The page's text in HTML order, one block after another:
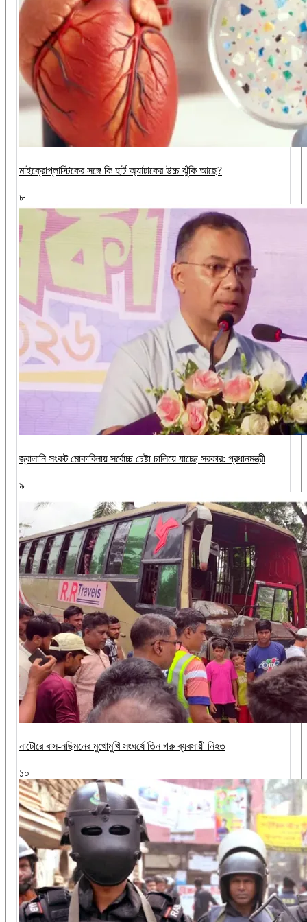
মাইক্রোপ্লাস্টিকের সঙ্গে কি হার্ট অ্যাটাকের উচ্চ ঝুঁকি আছে?
৮
জ্বালানি সংকট মোকাবিলায় সর্বোচ্চ চেষ্টা চালিয়ে যাচ্ছে সরকার: প্রধানমন্ত্রী
৯
নাটোরে বাস-নছিমনের মুখোমুখি সংঘর্ষে তিন গরু ব্যবসায়ী নিহত
১০